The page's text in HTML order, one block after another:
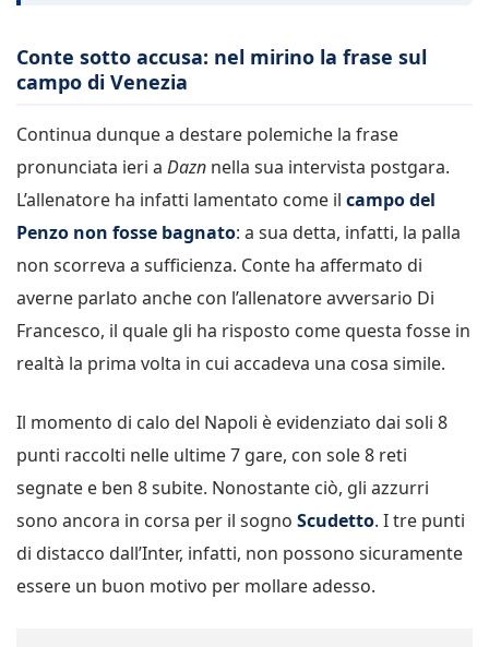
Conte sotto accusa: nel mirino la frase sul
campo di Venezia
Continua dunque a destare polemiche la frase
pronunciata ieri a Dazn nella sua intervista postgara.
L’allenatore ha infatti lamentato come il campo del
Penzo non fosse bagnato: a sua detta, infatti, la palla
non scorreva a sufficienza. Conte ha affermato di
averne parlato anche con l’allenatore avversario Di
Francesco, il quale gli ha risposto come questa fosse in
realtà la prima volta in cui accadeva una cosa simile.
Il momento di calo del Napoli è evidenziato dai soli 8
punti raccolti nelle ultime 7 gare, con sole 8 reti
segnate e ben 8 subite. Nonostante ciò, gli azzurri
sono ancora in corsa per il sogno Scudetto. I tre punti
di distacco dall’Inter, infatti, non possono sicuramente
essere un buon motivo per mollare adesso.